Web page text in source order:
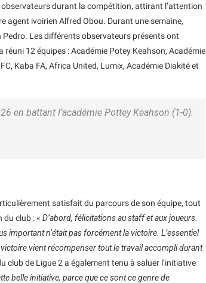
durant la compétition, attirant l’attention
agent ivoirien Alfred Obou. Durant une semaine,
Les différents observateurs présents ont
12 équipes : Académie Potey Keahson, Académie
Kaba FA, Africa United, Lumix, Académie Diakité et
en battant l’académie Pottey Keahson (1-0).
satisfait du parcours de son équipe, tout
du club : « D’abord, félicitations au staff et aux joueurs.
important n’était pas forcément la victoire. L’essentiel
vient récompenser tout le travail accompli durant
club de Ligue 2 a également tenu à saluer l’initiative
belle initiative, parce que ce sont ce genre de